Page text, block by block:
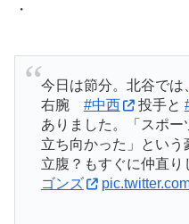
・
今日は節分。北谷では
右腕 #中西 投手と
ありました。「スポ
立ち向かった」とい
立腹？もすぐに仲直り
ゴンズ